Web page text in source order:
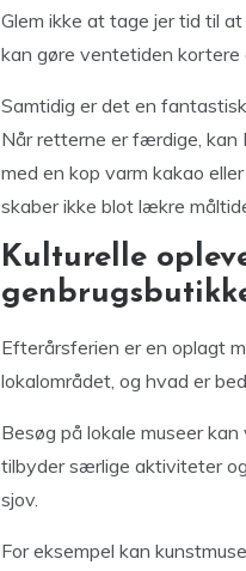
Glem ikke at tage jer tid til
kan gøre ventetiden kortere
Samtidig er det en
Når retterne er færdige, kan
med en kop varm kakao
skaber ikke blot lækre
Kulturelle
Efterårsferien er en oplagt
lokalområdet, og hvad er
Besøg på lokale museer
tilbyder særlige aktiviteter
sjov.
For eksempel kan